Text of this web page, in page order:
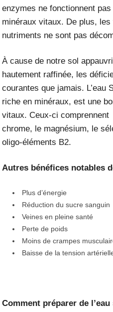
enzymes ne fonctionnent
minéraux vitaux. De plus,
nutriments ne sont pas
À cause de notre sol
hautement raffinée, les
courantes que jamais. L’eau
riche en minéraux, est une
vitaux. Ceux-ci
chrome, le magnésium, le
oligo-éléments B2.
Autres bénéfices notables
Plus d’énergie
Réduction du sucre sanguin
Veines en pleine santé
Perte de poids
Moins de crampes
Baisse de la tension
Comment préparer de l’eau